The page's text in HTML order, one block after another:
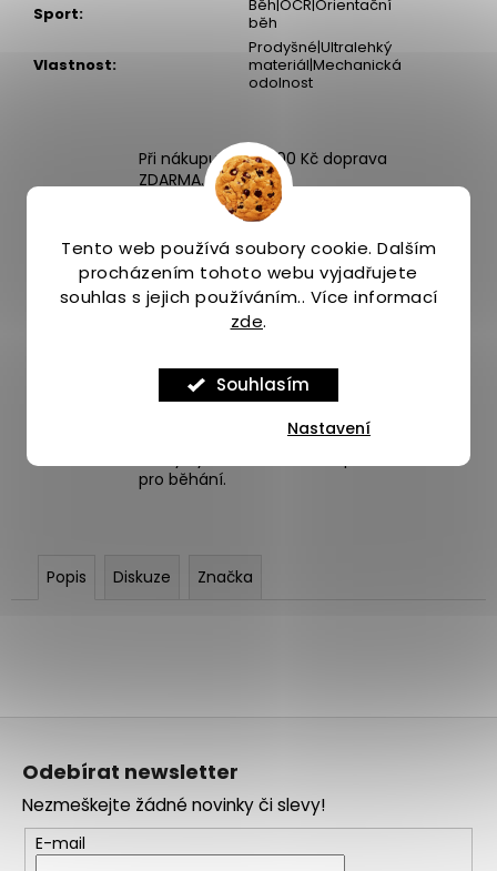
Tento web používá soubory cookie. Dalším
procházením tohoto webu vyjadřujete
souhlas s jejich používáním.. Více informací
zde.
Souhlasím
Nastavení
Sport:
Běh|OCR|Orientační
běh
Vlastnost:
Prodyšné|Ultralehký
materiál|Mechanická
odolnost
Při nákupu nad 3000 Kč doprava
ZDARMA.
4 odběrná místa po Praze.
pracovní den.
pro běhání.
Popis Diskuze Značka
Z
Odebírat newsletter
Nezmeškejte žádné novinky či slevy!
E-mail